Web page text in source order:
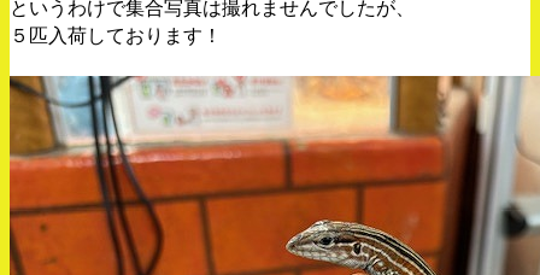
というわけで集合写真は撮れませんでしたが、
５匹入荷しております！